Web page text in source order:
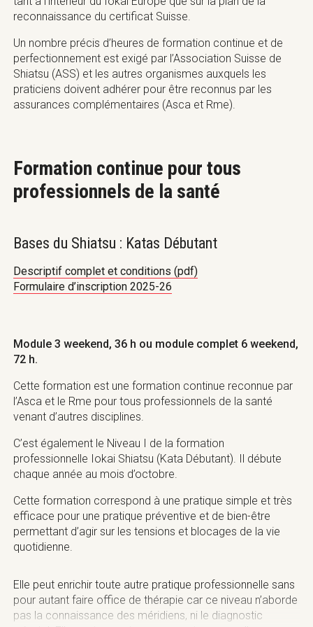
reconnaissance du certificat Suisse.
Un nombre précis d’heures de formation continue et de
perfectionnement est exigé par l’Association Suisse de
Shiatsu (ASS) et les autres organismes auxquels les
praticiens doivent adhérer pour être reconnus par les
assurances complémentaires (Asca et Rme).
Formation continue pour tous
professionnels de la santé
Bases du Shiatsu : Katas Débutant
Descriptif complet et conditions (pdf)
Formulaire d’inscription 2025-26
Module 3 weekend, 36 h ou module complet 6 weekend,
72 h.
Cette formation est une formation continue reconnue par
l’Asca et le Rme pour tous professionnels de la santé
venant d’autres disciplines.
C’est également le Niveau I de la formation
professionnelle Iokai Shiatsu (Kata Débutant). Il débute
chaque année au mois d’octobre.
Cette formation correspond à une pratique simple et très
efficace pour une pratique préventive et de bien-être
permettant d’agir sur les tensions et blocages de la vie
quotidienne.
Elle peut enrichir toute autre pratique professionnelle sans
pour autant faire office de thérapie car ce niveau n’aborde
pas la connaissance des méridiens, ni le diagnostic